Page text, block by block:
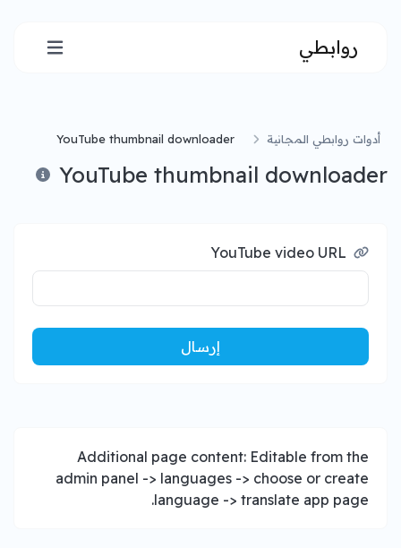
روابطي
أدوات روابطي المجانية YouTube thumbnail downloader
YouTube thumbnail downloader
إرسال
Additional page content: Editable from the
admin panel -> languages -> choose or create
language -> translate app page.